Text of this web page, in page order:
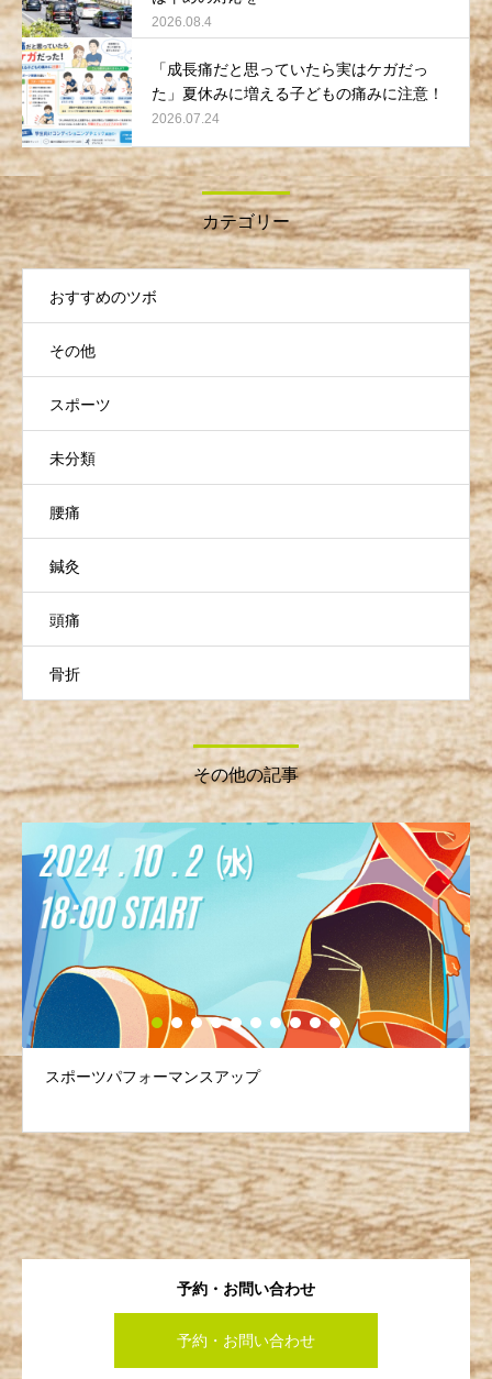
2026.08.4
「成長痛だと思っていたら実はケガだっ
た」夏休みに増える子どもの痛みに注意！
2026.07.24
カテゴリー
おすすめのツボ
その他
スポーツ
未分類
腰痛
鍼灸
頭痛
骨折
その他の記事
スポーツパフォーマンスアップ
予約・お問い合わせ
予約・お問い合わせ